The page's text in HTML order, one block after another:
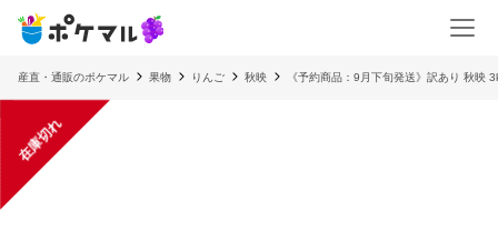
産直・通販のポケマル 果物 りんご 秋映 《予約商品：9月下旬発送》訳あり 秋映
在庫切れ